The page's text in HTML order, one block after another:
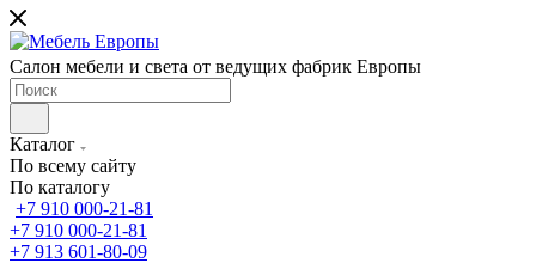
Салон мебели и света от ведущих фабрик Европы
Каталог
По всему сайту
По каталогу
+7 910 000-21-81
+7 910 000-21-81
+7 913 601-80-09